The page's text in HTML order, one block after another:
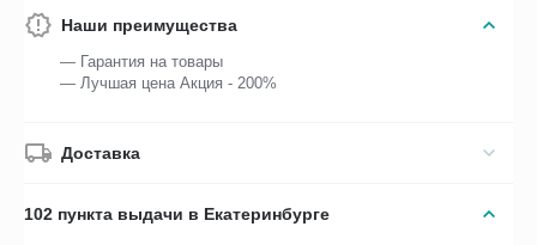
Наши преимущества
— Гарантия на товары
— Лучшая цена Акция - 200%
Доставка
102 пункта выдачи в Екатеринбурге